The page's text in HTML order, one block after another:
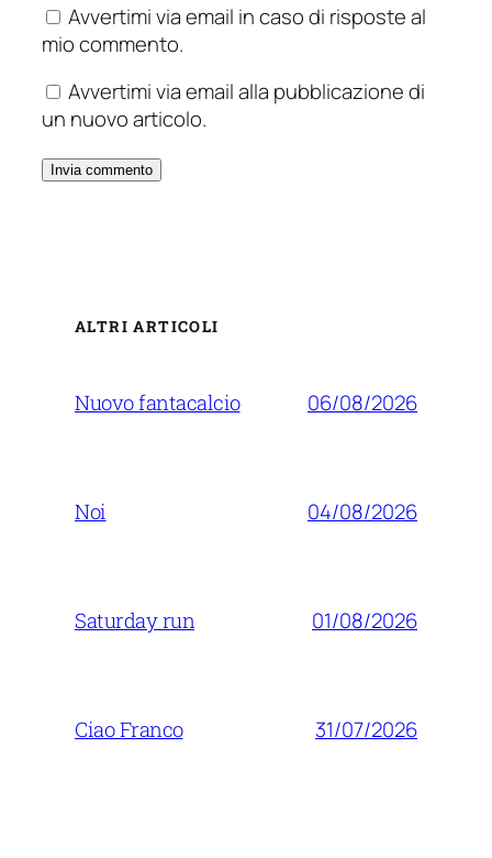
Avvertimi via email in caso di risposte al
mio commento.
Avvertimi via email alla pubblicazione di
un nuovo articolo.
ALTRI ARTICOLI
Nuovo fantacalcio 06/08/2026
Noi 04/08/2026
Saturday run 01/08/2026
Ciao Franco 31/07/2026